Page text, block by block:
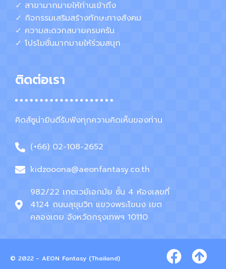
✓ สาขามากมายให้ท่านเข้าถึง
✓ กิจกรรมเสริมสร้างทักษะทางสังคม
✓ ความสะดวกสบายครบครัน
✓ โปรโมชั่นมากมายให้ร่วมสนุก
ติดต่อเรา
คิดส์ซูน่ายินดีรับฟังทุกความคิดเห็นของท่าน
(+66) 02-108-2652
kidzooona@aeonfantasy.co.th
982/22 เกตเวย์เอกมัย ชั้น 4 ห้องเลขที่
4124 ถนนสุขุมวิท แขวงพระโขนง เขต
คลองเตย จังหวัดกรุงเทพฯ 10110
© 2022 - AEON Fantasy (Thailand)